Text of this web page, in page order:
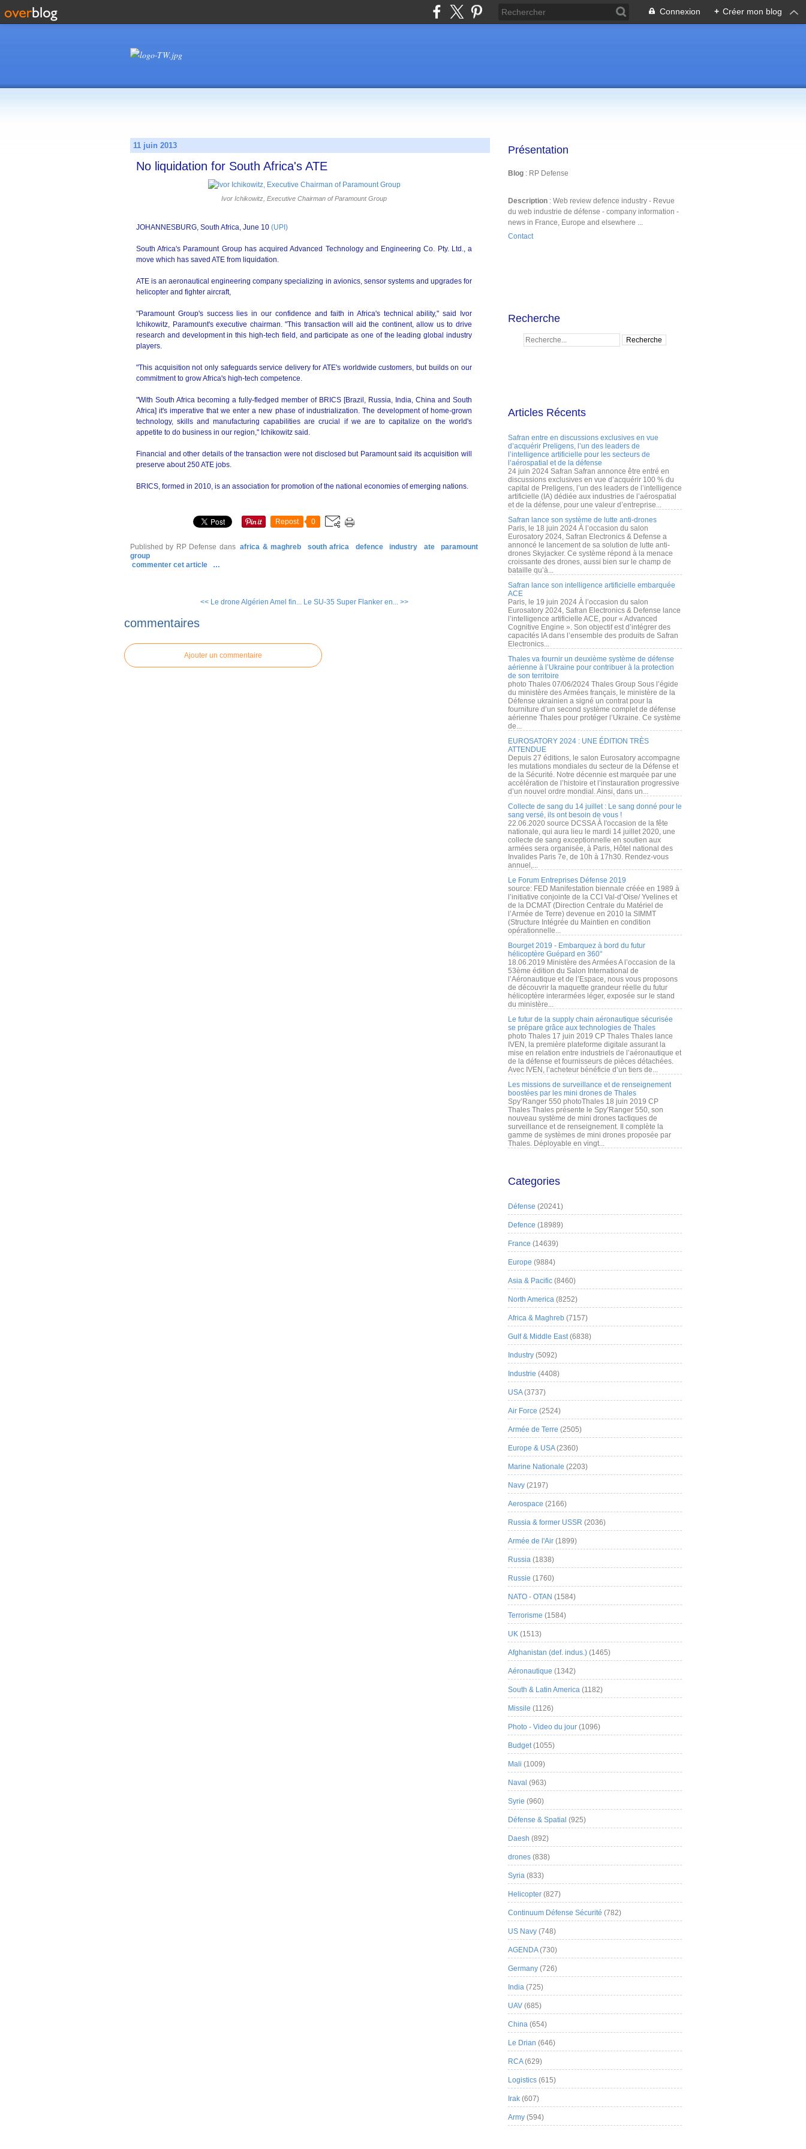
Connexion + Créer mon blog
11 juin 2013
No liquidation for South Africa's ATE
Ivor Ichikowitz, Executive Chairman of Paramount Group
JOHANNESBURG, South Africa, June 10 (UPI)
South Africa's Paramount Group has acquired Advanced Technology and Engineering Co. Pty. Ltd., a
move which has saved ATE from liquidation.
ATE is an aeronautical engineering company specializing in avionics, sensor systems and upgrades for
helicopter and fighter aircraft,
"Paramount Group's success lies in our confidence and faith in Africa's technical ability," said Ivor
Ichikowitz, Paramount's executive chairman. "This transaction will aid the continent, allow us to drive
research and development in this high-tech field, and participate as one of the leading global industry
players.
"This acquisition not only safeguards service delivery for ATE's worldwide customers, but builds on our
commitment to grow Africa's high-tech competence.
"With South Africa becoming a fully-fledged member of BRICS [Brazil, Russia, India, China and South
Africa] it's imperative that we enter a new phase of industrialization. The development of home-grown
technology, skills and manufacturing capabilities are crucial if we are to capitalize on the world's
appetite to do business in our region," Ichikowitz said.
Financial and other details of the transaction were not disclosed but Paramount said its acquisition will
preserve about 250 ATE jobs.
BRICS, formed in 2010, is an association for promotion of the national economies of emerging nations.
Repost 0
Published by RP Defense dans africa & maghreb south africa defence industry ate
paramount
group
commenter cet article
…
<< Le drone Algérien Amel fin... Le SU-35 Super Flanker en... >>
commentaires
Ajouter un commentaire
Présentation
Blog : RP Defense
Description : Web review defence industry - Revue
du web industrie de défense - company information -
news in France, Europe and elsewhere ...
Contact
Recherche
Articles Récents
Safran entre en discussions exclusives en vue
d’acquérir Preligens, l’un des leaders de
l’intelligence artificielle pour les secteurs de
l’aérospatial et de la défense
24 juin 2024 Safran Safran annonce être entré en
discussions exclusives en vue d’acquérir 100 % du
capital de Preligens, l’un des leaders de l’intelligence
artificielle (IA) dédiée aux industries de l’aérospatial
et de la défense, pour une valeur d’entreprise...
Safran lance son système de lutte anti-drones
Paris, le 18 juin 2024 À l’occasion du salon
Eurosatory 2024, Safran Electronics & Defense a
annoncé le lancement de sa solution de lutte anti-
drones Skyjacker. Ce système répond à la menace
croissante des drones, aussi bien sur le champ de
bataille qu’à...
Safran lance son intelligence artificielle embarquée
ACE
Paris, le 19 juin 2024 À l’occasion du salon
Eurosatory 2024, Safran Electronics & Defense lance
l’intelligence artificielle ACE, pour « Advanced
Cognitive Engine ». Son objectif est d’intégrer des
capacités IA dans l’ensemble des produits de Safran
Electronics...
Thales va fournir un deuxième système de défense
aérienne à l’Ukraine pour contribuer à la protection
de son territoire
photo Thales 07/06/2024 Thales Group Sous l’égide
du ministère des Armées français, le ministère de la
Défense ukrainien a signé un contrat pour la
fourniture d’un second système complet de défense
aérienne Thales pour protéger l’Ukraine. Ce système
de...
EUROSATORY 2024 : UNE ÉDITION TRÈS
ATTENDUE
Depuis 27 éditions, le salon Eurosatory accompagne
les mutations mondiales du secteur de la Défense et
de la Sécurité. Notre décennie est marquée par une
accélération de l’histoire et l’instauration progressive
d’un nouvel ordre mondial. Ainsi, dans un...
Collecte de sang du 14 juillet : Le sang donné pour le
sang versé, ils ont besoin de vous !
22.06.2020 source DCSSA À l'occasion de la fête
nationale, qui aura lieu le mardi 14 juillet 2020, une
collecte de sang exceptionnelle en soutien aux
armées sera organisée, à Paris, Hôtel national des
Invalides Paris 7e, de 10h à 17h30. Rendez-vous
annuel,...
Le Forum Entreprises Défense 2019
source: FED Manifestation biennale créée en 1989 à
l’initiative conjointe de la CCI Val-d’Oise/ Yvelines et
de la DCMAT (Direction Centrale du Matériel de
l’Armée de Terre) devenue en 2010 la SIMMT
(Structure Intégrée du Maintien en condition
opérationnelle...
Bourget 2019 - Embarquez à bord du futur
hélicoptère Guépard en 360°
18.06.2019 Ministère des Armées A l’occasion de la
53ème édition du Salon International de
l’Aéronautique et de l’Espace, nous vous proposons
de découvrir la maquette grandeur réelle du futur
hélicoptère interarmées léger, exposée sur le stand
du ministère...
Le futur de la supply chain aéronautique sécurisée
se prépare grâce aux technologies de Thales
photo Thales 17 juin 2019 CP Thales Thales lance
IVEN, la première plateforme digitale assurant la
mise en relation entre industriels de l’aéronautique et
de la défense et fournisseurs de pièces détachées.
Avec IVEN, l’acheteur bénéficie d’un tiers de...
Les missions de surveillance et de renseignement
boostées par les mini drones de Thales
Spy’Ranger 550 photoThales 18 juin 2019 CP
Thales Thales présente le Spy’Ranger 550, son
nouveau système de mini drones tactiques de
surveillance et de renseignement. Il complète la
gamme de systèmes de mini drones proposée par
Thales. Déployable en vingt...
Categories
Défense (20241)
Defence (18989)
France (14639)
Europe (9884)
Asia & Pacific (8460)
North America (8252)
Africa & Maghreb (7157)
Gulf & Middle East(6838)
Industry (5092)
Industrie (4408)
USA(3737)
Air Force (2524)
Armée de Terre (2505)
Europe & USA(2360)
Marine Nationale (2203)
Navy (2197)
Aerospace (2166)
Russia & former USSR (2036)
Armée de l'Air (1899)
Russia (1838)
Russie (1760)
NATO - OTAN (1584)
Terrorisme (1584)
UK (1513)
Afghanistan (def. indus.) (1465)
Aéronautique (1342)
South & Latin America (1182)
Missile (1126)
Photo - Video du jour (1096)
Budget(1055)
Mali (1009)
Naval (963)
Syrie (960)
Défense & Spatial (925)
Daesh (892)
drones (838)
Syria (833)
Helicopter (827)
Continuum Défense Sécurité (782)
US Navy (748)
AGENDA(730)
Germany (726)
India (725)
UAV (685)
China (654)
Le Drian (646)
RCA(629)
Logistics (615)
Irak (607)
Army (594)